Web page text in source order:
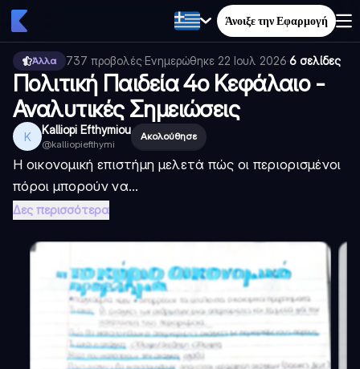
Άνοιξε την Εφαρμογή
Άλλα 737 προβολές·Ενημερώθηκε 22 Ιουλ 2026·6 σελίδες
Πολιτική Παιδεία 4ο Κεφάλαιο -
Αναλυτικές Σημειώσεις
K Kalliopi Efthymiou
@kalliopiefthymi
Ακολούθησε
Η οικονομική επιστήμη μελετά πώς οι περιορισμένοι
πόροι μπορούν να...
Δες περισσότερα